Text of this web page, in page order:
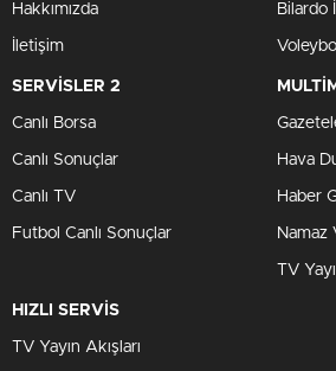
Hakkımızda
İletişim
Bilardo
SERVİSLER 2
Canlı Borsa
Canlı Sonuçlar
Canlı TV
Futbol Canlı Sonuçlar
Hava
Haber
Namaz
TV
HIZLI SERVİS
TV Yayın Akışları